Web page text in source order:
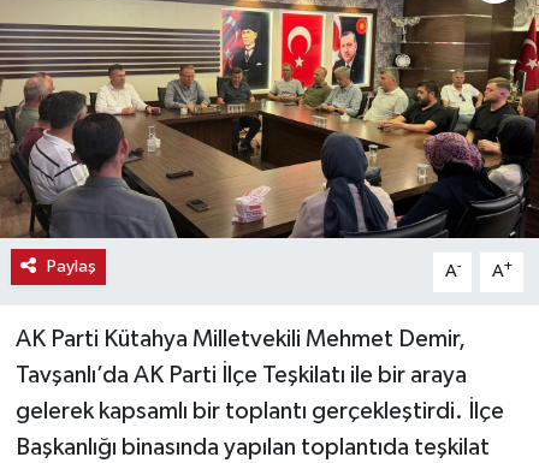
Paylaş A- A+
AK Parti Kütahya Milletvekili Mehmet Demir,
Tavşanlı’da AK Parti İlçe Teşkilatı ile bir araya
gelerek kapsamlı bir toplantı gerçekleştirdi. İlçe
Başkanlığı binasında yapılan toplantıda teşkilat
Haber İlanlar
Kültür-Sanat
Magazin
Resmi İlanlar
Siyaset